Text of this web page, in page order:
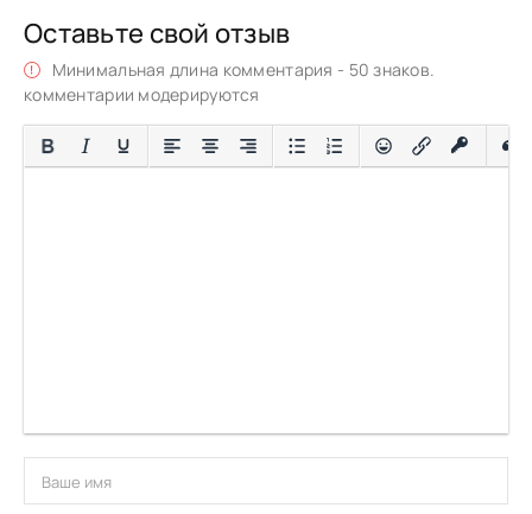
Оставьте свой отзыв
Минимальная длина комментария - 50 знаков.
комментарии модерируются